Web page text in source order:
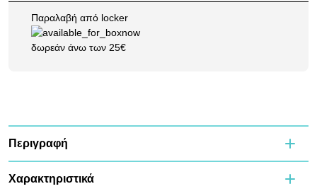
Παραλαβή από locker
δωρεάν άνω των 25€
Περιγραφή
Χαρακτηριστικά